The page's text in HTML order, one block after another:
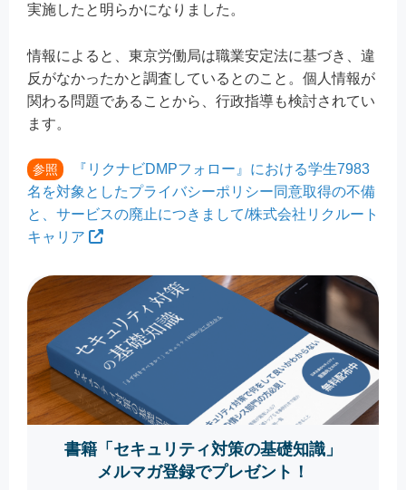
実施したと明らかになりました。
情報によると、東京労働局は職業安定法に基づき、違
反がなかったかと調査しているとのこと。個人情報が
関わる問題であることから、行政指導も検討されてい
ます。
参照
『リクナビDMPフォロー』における学生7983
名を対象としたプライバシーポリシー同意取得の不備
と、サービスの廃止につきまして/株式会社リクルート
キャリア
書籍「セキュリティ対策の基礎知識」
メルマガ登録でプレゼント！